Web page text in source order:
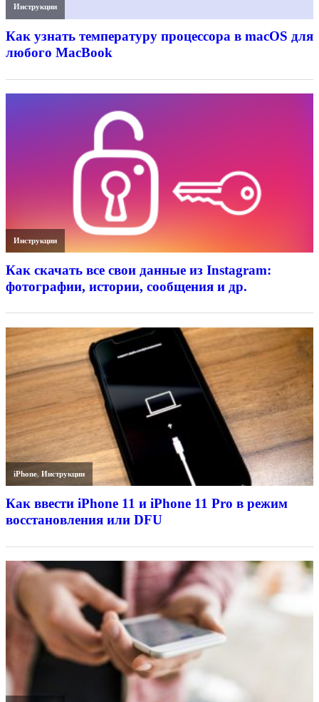
Инструкции
Как узнать температуру процессора в macOS для
любого MacBook
Инструкции
Как скачать все свои данные из Instagram:
фотографии, истории, сообщения и др.
iPhone,Инструкции
Как ввести iPhone 11 и iPhone 11 Pro в режим
восстановления или DFU